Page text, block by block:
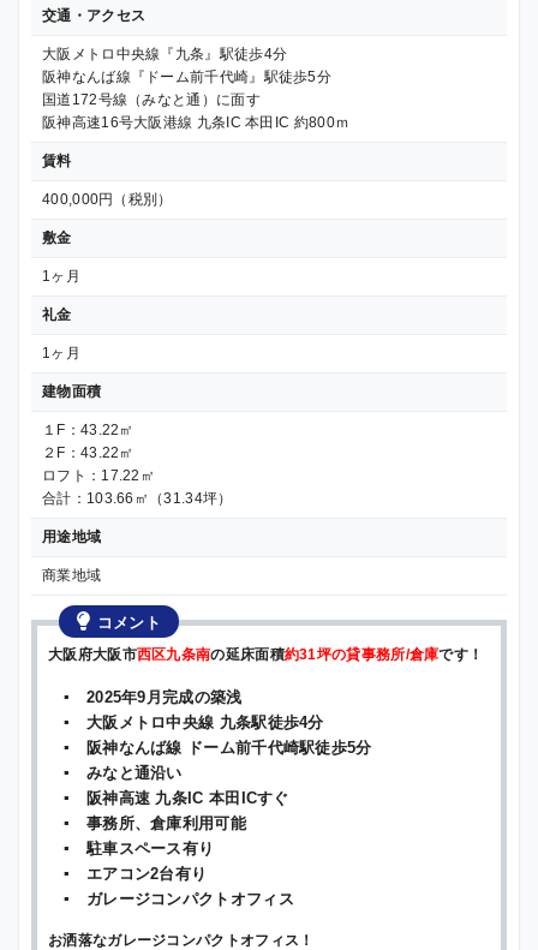
交通・アクセス
大阪メトロ中央線『九条』駅徒歩4分
阪神なんば線『ドーム前千代崎』駅徒歩5分
国道172号線（みなと通）に面す
阪神高速16号大阪港線 九条IC 本田IC 約800ｍ
賃料
400,000円（税別）
敷金
1ヶ月
礼金
1ヶ月
建物面積
１F：43.22㎡
２F：43.22㎡
ロフト：17.22㎡
合計：103.66㎡（31.34坪）
用途地域
商業地域
コメント
大阪府大阪市西区九条南の延床面積約31坪の貸事務所/倉庫です！
▪ 2025年9月完成の築浅
▪ 大阪メトロ中央線 九条駅徒歩4分
▪ 阪神なんば線 ドーム前千代崎駅徒歩5分
▪ みなと通沿い
▪ 阪神高速 九条IC 本田ICすぐ
▪ 事務所、倉庫利用可能
▪ 駐車スペース有り
▪ エアコン2台有り
▪ ガレージコンパクトオフィス
お洒落なガレージコンパクトオフィス！